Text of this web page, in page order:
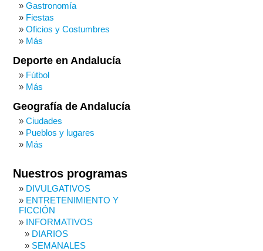
Gastronomía
Fiestas
Oficios y Costumbres
Más
Deporte en Andalucía
Fútbol
Más
Geografía de Andalucía
Ciudades
Pueblos y lugares
Más
Nuestros programas
DIVULGATIVOS
ENTRETENIMIENTO Y
FICCIÓN
INFORMATIVOS
DIARIOS
SEMANALES